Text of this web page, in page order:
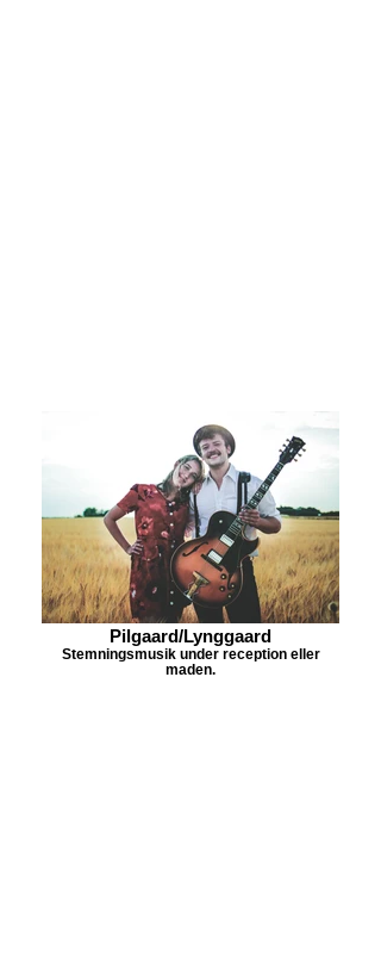
Pilgaard/Lynggaard
Stemningsmusik under reception eller
maden.